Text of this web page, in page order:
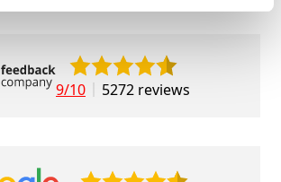
9/10 5272 reviews